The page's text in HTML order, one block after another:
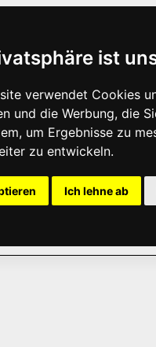
ist
verwendet Cookies
und die Werbung, die
um Ergebnisse zu
zu entwickeln.
Ich lehne ab